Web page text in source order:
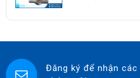
KUNKLE
SINGAFLEX
Đăng ký để nhận